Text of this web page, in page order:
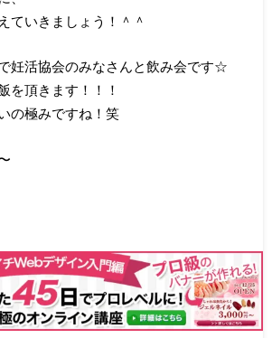
ていきましょう！＾＾
妊活協会のみなさんと飲み会です☆
を頂きます！！！
の極みですね！笑